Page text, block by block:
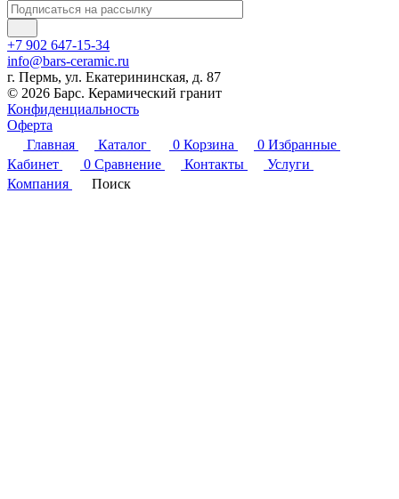
+7 902 647-15-34
info@bars-ceramic.ru
г. Пермь, ул. Екатерининская, д. 87
© 2026 Барс. Керамический гранит
Конфиденциальность
Оферта
Главная
Каталог 0 Корзина 0 Избранные
Кабинет
0 Сравнение Контакты
Услуги
Компания
Поиск